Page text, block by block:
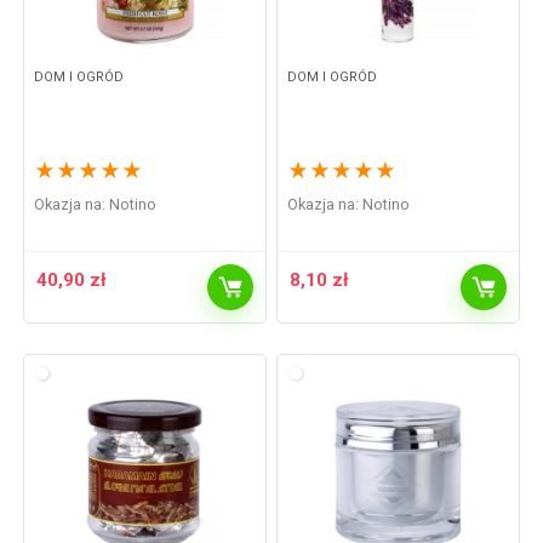
DOM I OGRÓD
★ ★ ★ ★ ★
Okazja na: Notino
40,90 zł
DOM I OGRÓD
★ ★ ★ ★ ★
Okazja na: Notino
8,10 zł